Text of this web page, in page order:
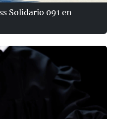
Solidario 091 en